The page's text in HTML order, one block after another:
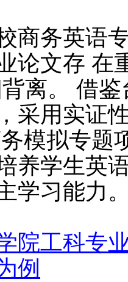
商务英语
论文存 在
离。 借
采用实证
模拟专题
养学生英
学习能力
院工科专
例